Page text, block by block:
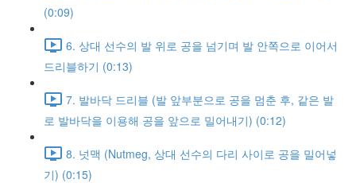
(0:09)
6. 상대 선수의 발 위로 공을 넘기며 발 안쪽으로 이어서
드리블하기 (0:13)
7. 발바닥 드리블 (발 앞부분으로 공을 멈춘 후, 같은 발
로 발바닥을 이용해 공을 앞으로 밀어내기) (0:12)
8. 넛맥 (Nutmeg, 상대 선수의 다리 사이로 공을 밀어넣
기) (0:15)